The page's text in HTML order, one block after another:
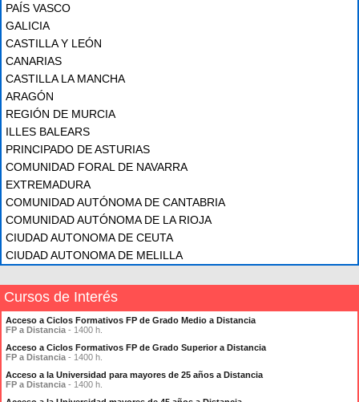
PAÍS VASCO
GALICIA
CASTILLA Y LEÓN
CANARIAS
CASTILLA LA MANCHA
ARAGÓN
REGIÓN DE MURCIA
ILLES BALEARS
PRINCIPADO DE ASTURIAS
COMUNIDAD FORAL DE NAVARRA
EXTREMADURA
COMUNIDAD AUTÓNOMA DE CANTABRIA
COMUNIDAD AUTÓNOMA DE LA RIOJA
CIUDAD AUTONOMA DE CEUTA
CIUDAD AUTONOMA DE MELILLA
Cursos de Interés
Acceso a Ciclos Formativos FP de Grado Medio a Distancia
FP a Distancia - 1400 h.
Acceso a Ciclos Formativos FP de Grado Superior a Distancia
FP a Distancia - 1400 h.
Acceso a la Universidad para mayores de 25 años a Distancia
FP a Distancia - 1400 h.